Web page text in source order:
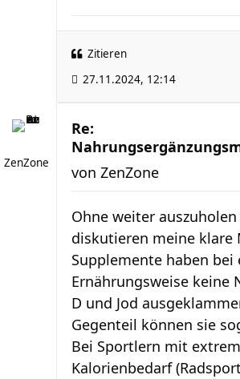
Zitieren
27.11.2024, 12:14
ZenZone
Re:
von ZenZone
Ohne weiter
diskutieren meine klare
Supplemente haben bei
Ernährungsweise keine
D und Jod
Gegenteil können sie
Bei Sportlern mit
Kalorienbedarf